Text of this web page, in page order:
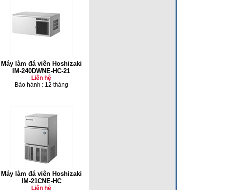
Máy làm đá viên Hoshizaki
IM-240DWNE-HC-21
Liên hệ
Bảo hành : 12 tháng
Máy làm đá viên Hoshizaki
IM-21CNE-HC
Liên hệ